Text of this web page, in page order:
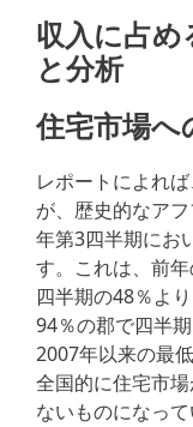
収入に占め
と分析
住宅市場へ
レポートによれ
が、歴史的なア
年第3四半期にお
す。これは、前
四半期の48％よ
94％の郡で四半
2007年以来の最
全国的に住宅市
ないものになって